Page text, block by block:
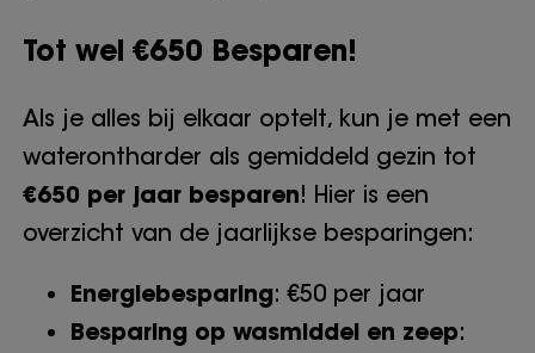
Tot wel €650 Besparen!
Als je alles bij elkaar optelt, kun je met een
waterontharder als gemiddeld gezin tot
€650 per jaar besparen! Hier is een
overzicht van de jaarlijkse besparingen:
Energiebesparing: €50 per jaar
Besparing op wasmiddel en zeep: